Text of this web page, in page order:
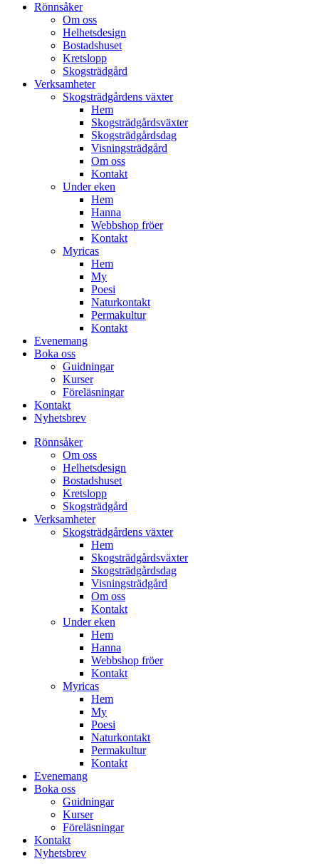
Rönnsåker
Om oss
Helhetsdesign
Bostadshuset
Kretslopp
Skogsträdgård
Verksamheter
Skogsträdgårdens växter
Hem
Skogsträdgårdsväxter
Skogsträdgårdsdag
Visningsträdgård
Om oss
Kontakt
Under eken
Hem
Hanna
Webbshop fröer
Kontakt
Myricas
Hem
My
Poesi
Naturkontakt
Permakultur
Kontakt
Evenemang
Boka oss
Guidningar
Kurser
Föreläsningar
Kontakt
Nyhetsbrev
Rönnsåker
Om oss
Helhetsdesign
Bostadshuset
Kretslopp
Skogsträdgård
Verksamheter
Skogsträdgårdens växter
Hem
Skogsträdgårdsväxter
Skogsträdgårdsdag
Visningsträdgård
Om oss
Kontakt
Under eken
Hem
Hanna
Webbshop fröer
Kontakt
Myricas
Hem
My
Poesi
Naturkontakt
Permakultur
Kontakt
Evenemang
Boka oss
Guidningar
Kurser
Föreläsningar
Kontakt
Nyhetsbrev